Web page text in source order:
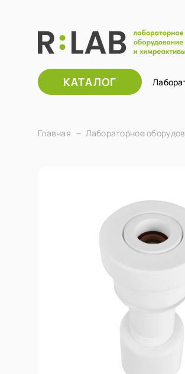
КАТАЛОГ
Главная Лабораторное